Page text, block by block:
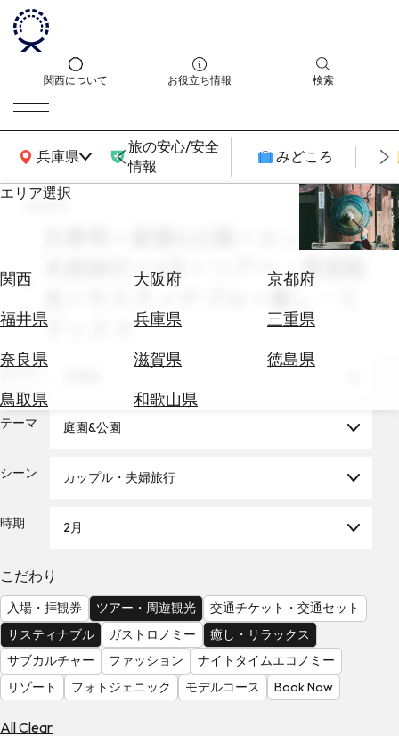
関西について お役立ち情報 検索
兵庫県
関西広域MAP
旅の安心/安全
情報
みどころ
エリア選択
関西 大阪府
京都府
福井県
兵庫県
三重県
奈良県
滋賀県
徳島県
鳥取県
和歌山県
エ
券
テ
を
る
search
兵庫県 × 庭園&公園 × カップル・
夫婦旅行 × 2月 × ツアー・周遊観
ラックス
エリア
テーマ 庭園&公園
シーン カップル・夫婦旅行
時期 2月
こだわり
入場・拝観券 ツアー・周遊観光
交通チケット・交通セット
サスティナブル
ガストロノミー
癒し・リラックス
サブカルチャー
ファッション
ナイトタイムエコノミー
リゾート
フォトジェニック モデルコース Book Now
All Clear